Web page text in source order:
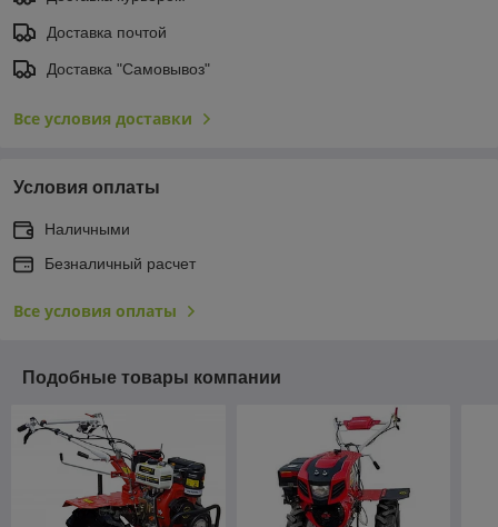
Доставка почтой
Доставка "Самовывоз"
Все условия доставки
Условия оплаты
Наличными
Безналичный расчет
Все условия оплаты
Подобные товары компании